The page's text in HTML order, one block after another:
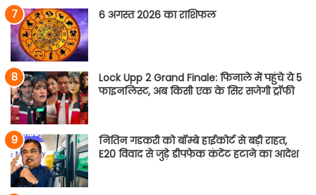
6 अगस्त 2026 का राशिफल
Lock Upp 2 Grand Finale: फिनाले में पहुंचे ये 5
फाइनलिस्ट, अब किसी एक के सिर सजेगी ट्रॉफी
नितिन गडकरी को बॉम्बे हाईकोर्ट से बड़ी राहत,
E20 विवाद से जुड़े डीपफेक कंटेंट हटाने का आदेश